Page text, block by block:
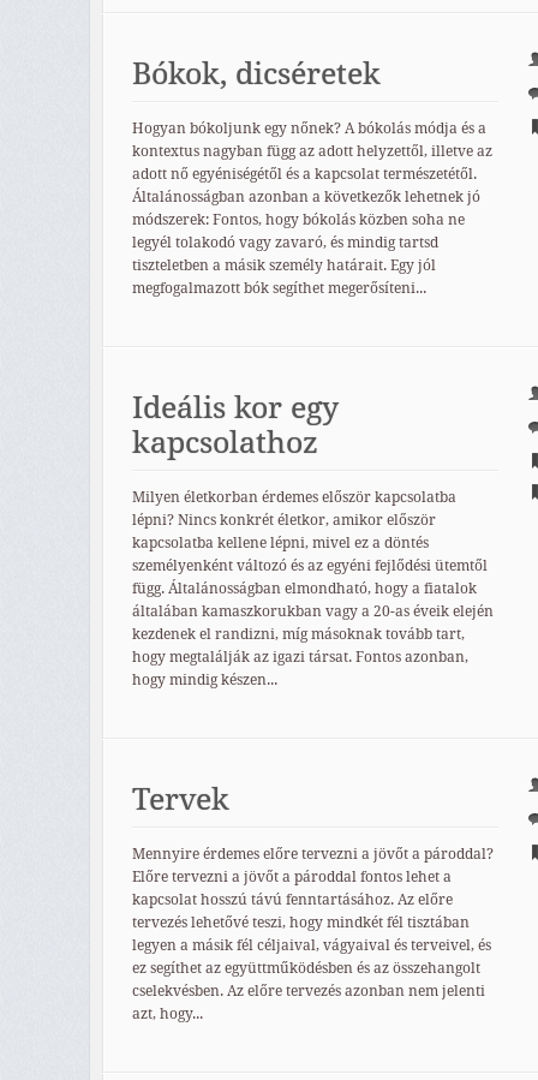
Bókok, dicséretek
Hogyan bókoljunk egy nőnek? A bókolás módja és a
kontextus nagyban függ az adott helyzettől, illetve az
adott nő egyéniségétől és a kapcsolat természetétől.
Általánosságban azonban a következők lehetnek jó
módszerek: Fontos, hogy bókolás közben soha ne
legyél tolakodó vagy zavaró, és mindig tartsd
tiszteletben a másik személy határait. Egy jól
megfogalmazott bók segíthet megerősíteni...
Ideális kor egy
kapcsolathoz
Milyen életkorban érdemes először kapcsolatba
lépni? Nincs konkrét életkor, amikor először
kapcsolatba kellene lépni, mivel ez a döntés
személyenként változó és az egyéni fejlődési ütemtől
függ. Általánosságban elmondható, hogy a fiatalok
általában kamaszkorukban vagy a 20-as éveik elején
kezdenek el randizni, míg másoknak tovább tart,
hogy megtalálják az igazi társat. Fontos azonban,
hogy mindig készen...
Tervek
Mennyire érdemes előre tervezni a jövőt a pároddal?
Előre tervezni a jövőt a pároddal fontos lehet a
kapcsolat hosszú távú fenntartásához. Az előre
tervezés lehetővé teszi, hogy mindkét fél tisztában
legyen a másik fél céljaival, vágyaival és terveivel, és
ez segíthet az együttműködésben és az összehangolt
cselekvésben. Az előre tervezés azonban nem jelenti
azt, hogy...